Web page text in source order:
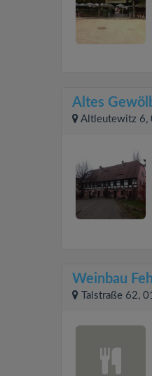
Altes
Altleutewitz 6,
Weinbau
Talstraße 62,